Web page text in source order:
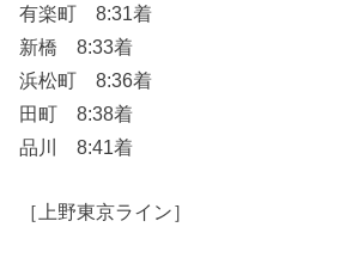
有楽町 8:31着
新橋 8:33着
浜松町 8:36着
田町 8:38着
品川 8:41着
［上野東京ライン］